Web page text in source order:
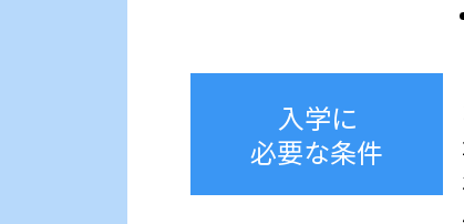
入学に
必要な条件